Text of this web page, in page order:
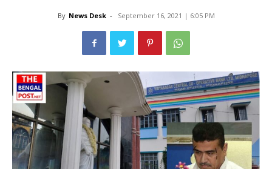
By News Desk - September 16, 2021 | 6:05 PM